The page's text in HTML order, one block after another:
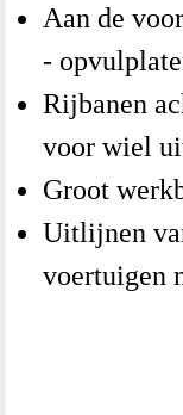
Aan de
-
Rijbanen
voor wiel
Groot
Uitlijnen
voertuigen